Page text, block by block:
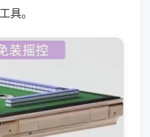
具。